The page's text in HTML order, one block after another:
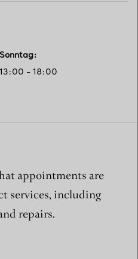
Sonntag:
13:00 - 18:00
appointments are
services, including
repairs.